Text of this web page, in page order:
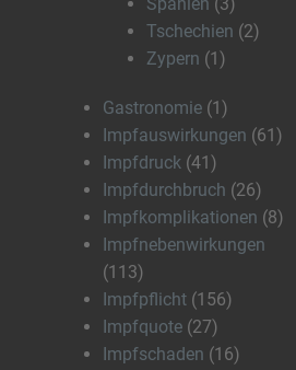
Tschechien (2)
Zypern (1)
Gastronomie (1)
Impfauswirkungen (61)
Impfdruck (41)
Impfdurchbruch (26)
Impfkomplikationen (8)
Impfnebenwirkungen
(113)
Impfpflicht (156)
Impfquote (27)
Impfschaden (16)